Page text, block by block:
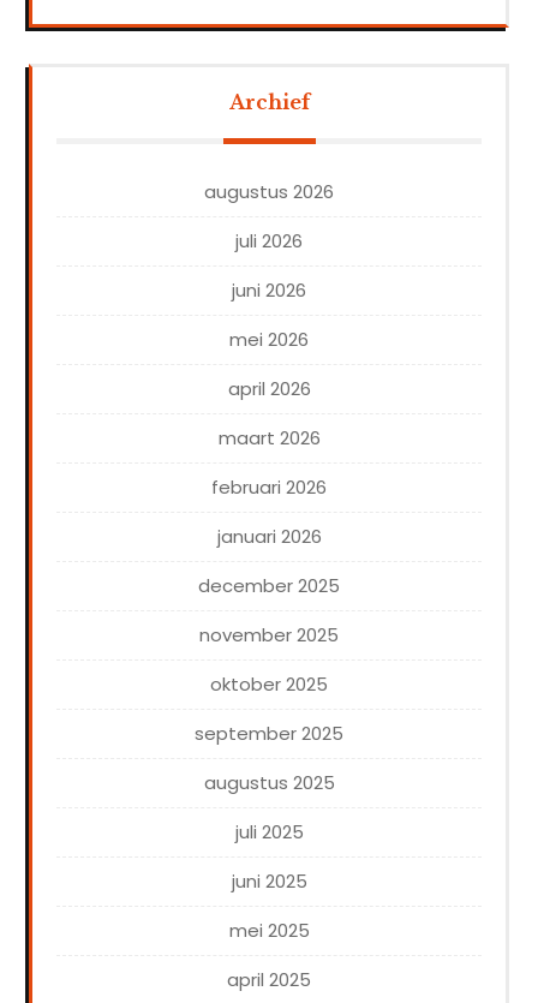
Archief
augustus 2026
juli 2026
juni 2026
mei 2026
april 2026
maart 2026
februari 2026
januari 2026
december 2025
november 2025
oktober 2025
september 2025
augustus 2025
juli 2025
juni 2025
mei 2025
april 2025